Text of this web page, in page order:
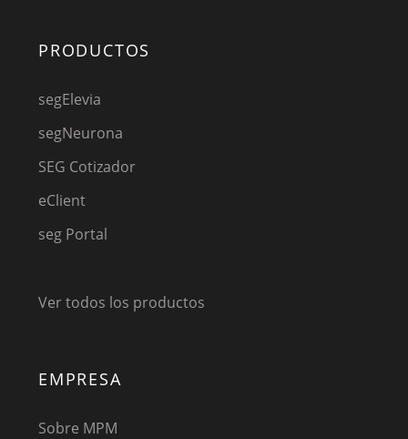
PRODUCTOS
segElevia
segNeurona
SEG Cotizador
eClient
seg Portal
Ver todos los productos
EMPRESA
Sobre MPM